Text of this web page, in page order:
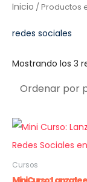
Inicio / Productos
redes sociales
Mostrando los 3
Cursos